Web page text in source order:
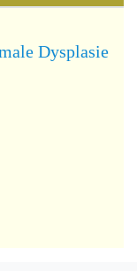
Dysplasie